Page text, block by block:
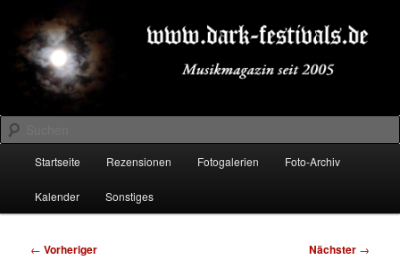
primären
Inhalt
springenDARK-FESTIVALS.DE
Suchen
Startseite Rezensionen Fotogalerien Foto-Archiv
Kalender Sonstiges
Beitragsnavigation
← Vorheriger Nächster →